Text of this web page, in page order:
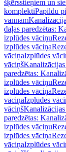
šķērsstieņiem un
komplektiPapildu
vannām
daļas paredzētas:
izplūdes vāciņu
izplūdes vāciņa
vāciņaIzplūdes
vāciņš
paredzētas:
izplūdes vāciņu
izplūdes vāciņa
vāciņaIzplūdes
vāciņš
paredzētas:
izplūdes vāciņu
izplūdes vāciņa
vāciņaIzplūdes